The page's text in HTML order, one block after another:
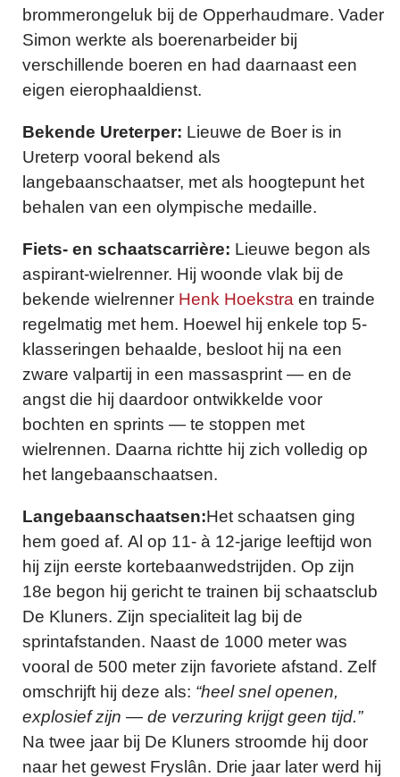
brommerongeluk bij de Opperhaudmare. Vader
Simon werkte als boerenarbeider bij
verschillende boeren en had daarnaast een
eigen eierophaaldienst.
Bekende Ureterper: Lieuwe de Boer is in
Ureterp vooral bekend als
langebaanschaatser, met als hoogtepunt het
behalen van een olympische medaille.
Fiets- en schaatscarrière: Lieuwe begon als
aspirant-wielrenner. Hij woonde vlak bij de
bekende wielrenner Henk Hoekstra en trainde
regelmatig met hem. Hoewel hij enkele top 5-
klasseringen behaalde, besloot hij na een
zware valpartij in een massasprint — en de
angst die hij daardoor ontwikkelde voor
bochten en sprints — te stoppen met
wielrennen. Daarna richtte hij zich volledig op
het langebaanschaatsen.
Langebaanschaatsen:Het schaatsen ging
hem goed af. Al op 11- à 12-jarige leeftijd won
hij zijn eerste kortebaanwedstrijden. Op zijn
18e begon hij gericht te trainen bij schaatsclub
De Kluners. Zijn specialiteit lag bij de
sprintafstanden. Naast de 1000 meter was
vooral de 500 meter zijn favoriete afstand. Zelf
omschrijft hij deze als: “heel snel openen,
explosief zijn — de verzuring krijgt geen tijd.”
Na twee jaar bij De Kluners stroomde hij door
naar het gewest Fryslân. Drie jaar later werd hij